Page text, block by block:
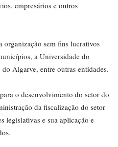
empresários e outros
organização sem fins lucrativos
a Universidade do
Algarve, entre outras entidades.
o desenvolvimento do setor do
da fiscalização do setor
legislativas e sua aplicação e